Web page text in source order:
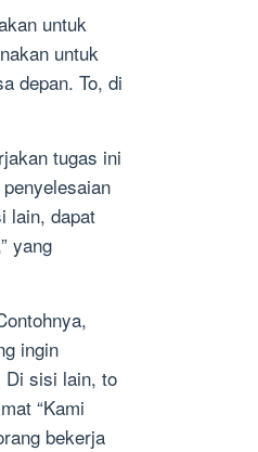
untuk
untuk
depan. To, di
tugas ini
lain, dapat
yang
ingin
Di sisi lain, to
“Kami
bekerja